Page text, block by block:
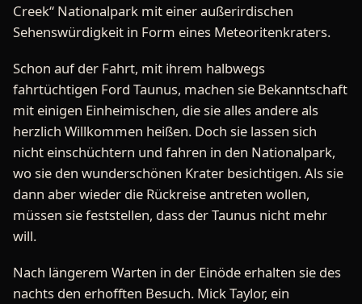
Creek“ Nationalpark mit einer außerirdischen
Sehenswürdigkeit in Form eines Meteoritenkraters.
Schon auf der Fahrt, mit ihrem halbwegs
fahrtüchtigen Ford Taunus, machen sie Bekanntschaft
mit einigen Einheimischen, die sie alles andere als
herzlich Willkommen heißen. Doch sie lassen sich
nicht einschüchtern und fahren in den Nationalpark,
wo sie den wunderschönen Krater besichtigen. Als sie
dann aber wieder die Rückreise antreten wollen,
müssen sie feststellen, dass der Taunus nicht mehr
will.
Nach längerem Warten in der Einöde erhalten sie des
nachts den erhofften Besuch. Mick Taylor, ein